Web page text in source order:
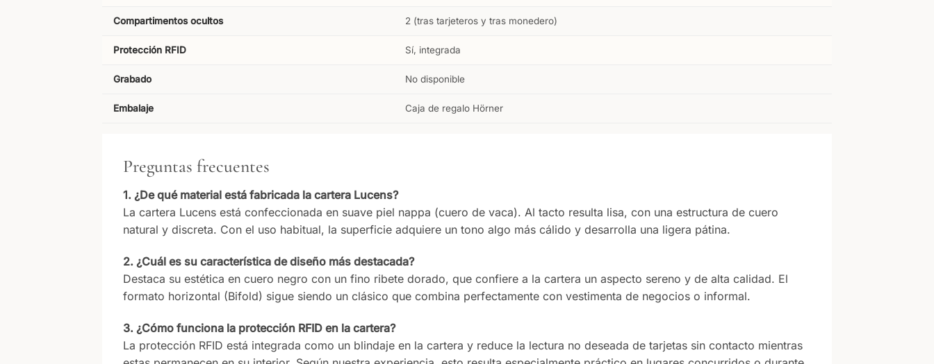
Compartimentos ocultos 2 (tras tarjeteros y tras monedero)
Protección RFID Sí, integrada
Grabado No disponible
Embalaje Caja de regalo Hörner
Preguntas frecuentes
1. ¿De qué material está fabricada la cartera Lucens?
La cartera Lucens está confeccionada en suave piel nappa (cuero de vaca). Al tacto resulta lisa, con una estructura de cuero
natural y discreta. Con el uso habitual, la superficie adquiere un tono algo más cálido y desarrolla una ligera pátina.
2. ¿Cuál es su característica de diseño más destacada?
Destaca su estética en cuero negro con un fino ribete dorado, que confiere a la cartera un aspecto sereno y de alta calidad. El
formato horizontal (Bifold) sigue siendo un clásico que combina perfectamente con vestimenta de negocios o informal.
3. ¿Cómo funciona la protección RFID en la cartera?
La protección RFID está integrada como un blindaje en la cartera y reduce la lectura no deseada de tarjetas sin contacto mientras